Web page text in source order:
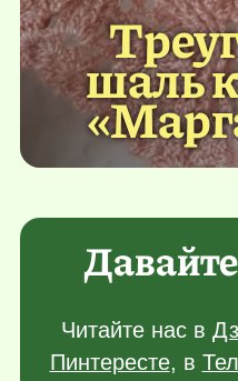
шаль
Читайте нас в
Пинтересте, в